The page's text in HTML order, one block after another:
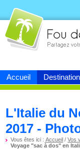
Accueil
Fou devoyage
L'Italie du
2017 -
Vous êtes ici :Accueil /Vos
Voyage "sac à dos" en